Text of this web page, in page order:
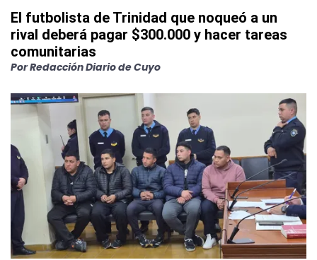
El futbolista de Trinidad que noqueó a un
rival deberá pagar $300.000 y hacer tareas
comunitarias
PorRedacción Diario de Cuyo